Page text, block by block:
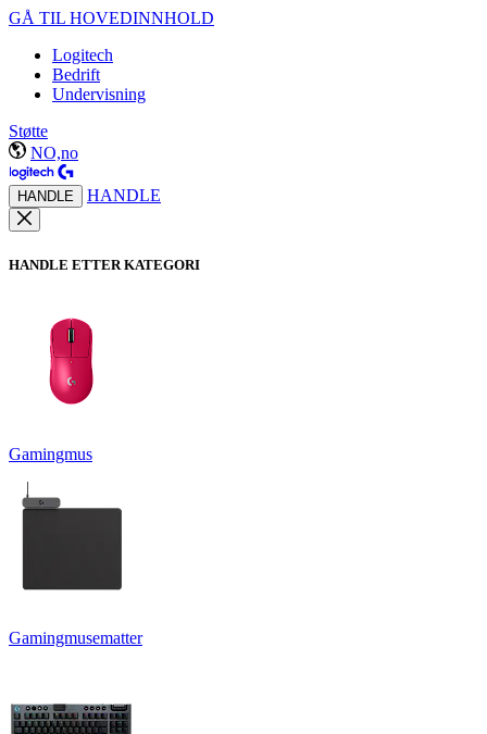
GÅ TIL HOVEDINNHOLD
Logitech
Bedrift
Undervisning
Støtte
NO,no
HANDLE HANDLE
HANDLE ETTER KATEGORI
Gamingmus
Gamingmusematter